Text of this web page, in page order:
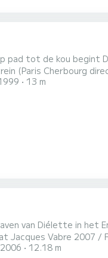
vanuit de thuishaven Cherbourg.
Cherbourg directe
en Bretagne
13 m
Engelse Kanaal. Prestaties:
Vabre 2007 / Fasnet
hoorn grootzeil /
2006 12.18 m